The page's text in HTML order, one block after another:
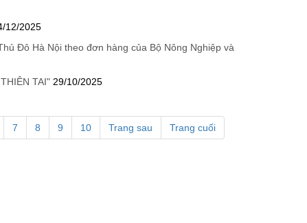
12/2025
Đô Hà Nội theo đơn hàng của Bộ Nông Nghiệp và
TAI" 29/10/2025
7 8 9 10 Trang sau Trang cuối